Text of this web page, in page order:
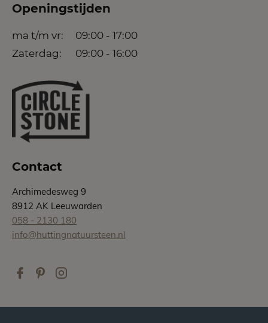
Openingstijden
ma t/m vr:
09:00 - 17:00
Zaterdag:
09:00 - 16:00
Contact
Archimedesweg 9
8912 AK Leeuwarden
058 - 2130 180
info@huttingnatuursteen.nl